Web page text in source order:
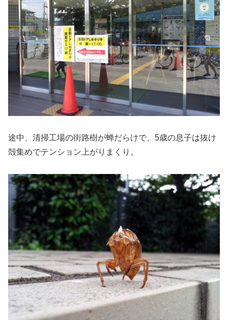
途中、清掃工場の街路樹が蝉だらけで、5歳の息子は抜け
殻集めでテンション上がりまくり。